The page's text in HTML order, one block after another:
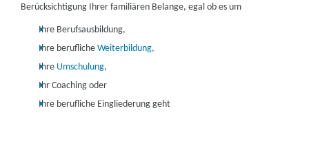
Berücksichtigung Ihrer familiären Belange, egal ob es um
Ihre Berufsausbildung,
Ihre berufliche Weiterbildung,
Ihre Umschulung,
Ihr Coaching oder
Ihre berufliche Eingliederung geht